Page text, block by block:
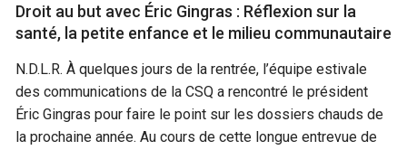
Droit au but avec Éric Gingras : Réflexion sur la
santé, la petite enfance et le milieu communautaire
N.D.L.R. À quelques jours de la rentrée, l’équipe estivale
des communications de la CSQ a rencontré le président
Éric Gingras pour faire le point sur les dossiers chauds de
la prochaine année. Au cours de cette longue entrevue de